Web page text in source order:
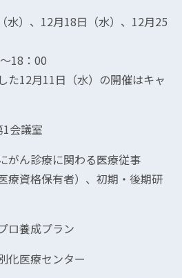
水）、12月18日（水）、12月25
：00
た12月11日（水）の開催はキャ
会議室
がん診療に関わる医療従事
療資格保有者）、初期・後期研
ロ養成プラン
化医療センター